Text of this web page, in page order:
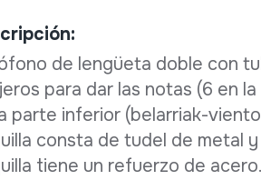
de lengüeta doble con
para dar las notas (6 en
parte inferior (belarriak-
consta de tudel de metal
tiene un refuerzo de